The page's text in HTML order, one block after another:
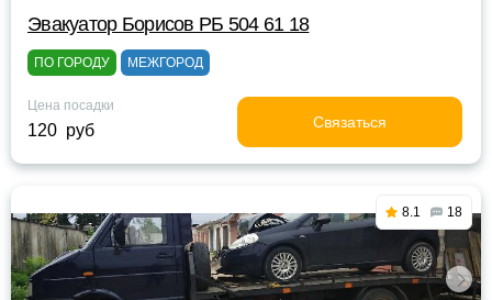
Эвакуатор Борисов РБ 504 61 18
ПО ГОРОДУ МЕЖГОРОД
Цена посадки
120 руб Связаться
8.1 18